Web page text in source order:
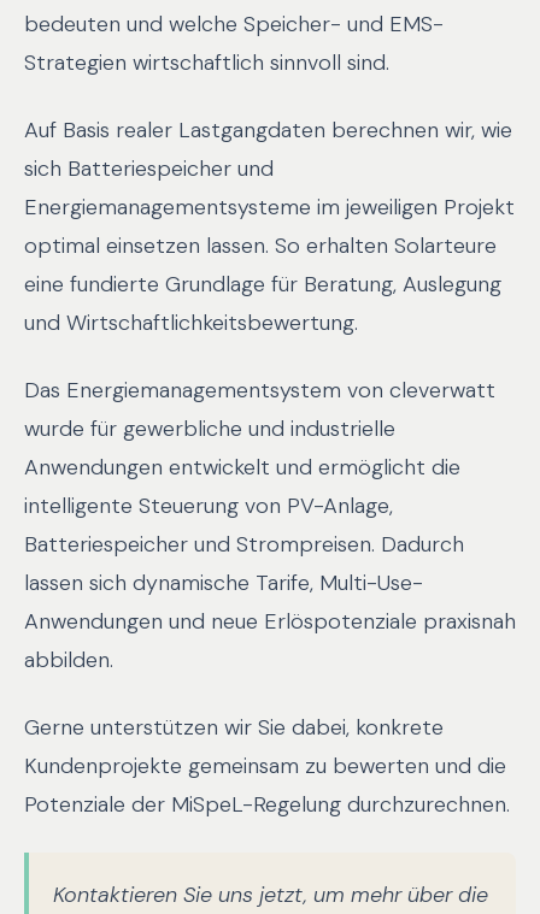
bedeuten und welche Speicher- und EMS-
Strategien wirtschaftlich sinnvoll sind.
Auf Basis realer Lastgangdaten berechnen wir, wie
sich Batteriespeicher und
Energiemanagementsysteme im jeweiligen Projekt
optimal einsetzen lassen. So erhalten Solarteure
eine fundierte Grundlage für Beratung, Auslegung
und Wirtschaftlichkeitsbewertung.
Das Energiemanagementsystem von cleverwatt
wurde für gewerbliche und industrielle
Anwendungen entwickelt und ermöglicht die
intelligente Steuerung von PV-Anlage,
Batteriespeicher und Strompreisen. Dadurch
lassen sich dynamische Tarife, Multi-Use-
Anwendungen und neue Erlöspotenziale praxisnah
abbilden.
Gerne unterstützen wir Sie dabei, konkrete
Kundenprojekte gemeinsam zu bewerten und die
Potenziale der MiSpeL-Regelung durchzurechnen.
Kontaktieren Sie uns jetzt, um mehr über die